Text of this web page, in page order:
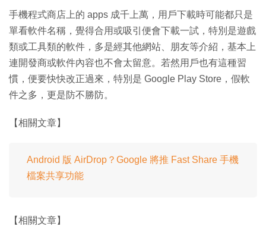
手機程式商店上的 apps 成千上萬，用戶下載時可能都只是
單看軟件名稱，覺得合用或吸引便會下載一試，特別是遊戲
類或工具類的軟件，多是經其他網站、朋友等介紹，基本上
連開發商或軟件內容也不會太留意。若然用戶也有這種習
慣，便要快快改正過來，特別是 Google Play Store，假軟
件之多，更是防不勝防。
【相關文章】
Android 版 AirDrop？Google 將推 Fast Share 手機
檔案共享功能
【相關文章】